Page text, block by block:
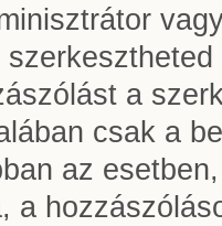
a
csak a
az
a